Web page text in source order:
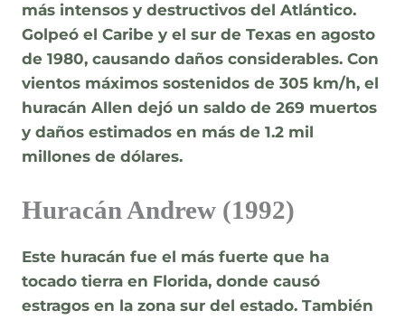
más intensos y destructivos del Atlántico.
Golpeó el Caribe y el sur de Texas en agosto
de 1980, causando daños considerables. Con
vientos máximos sostenidos de 305 km/h, el
huracán Allen dejó un saldo de 269 muertos
y daños estimados en más de 1.2 mil
millones de dólares.
Huracán Andrew (1992)
Este huracán fue el más fuerte que ha
tocado tierra en Florida, donde causó
estragos en la zona sur del estado. También